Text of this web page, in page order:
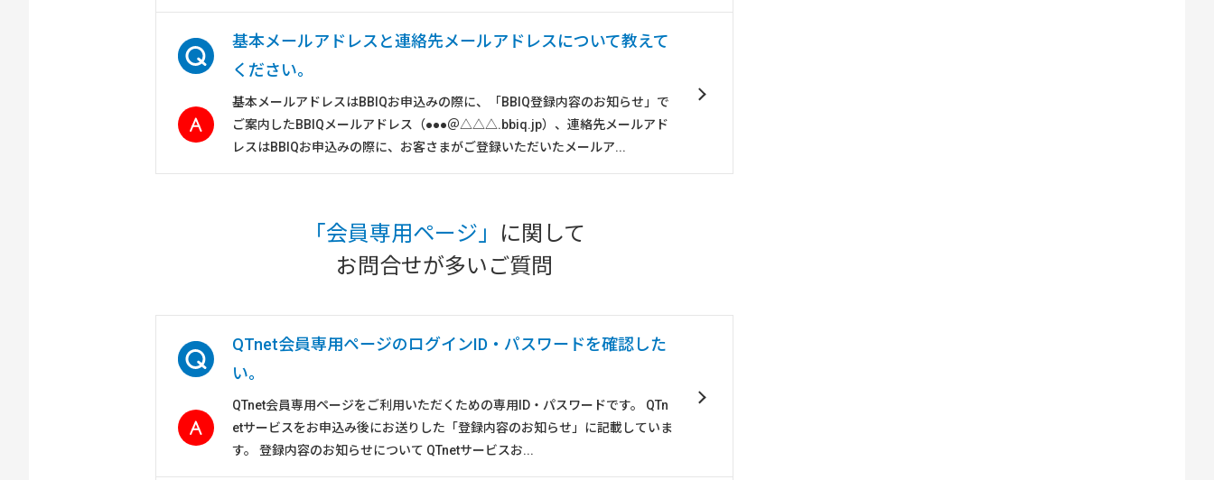
基本メールアドレスと連絡先メールアドレスについて教えて
ください。
基本メールアドレスはBBIQお申込みの際に、「BBIQ登録内容のお知らせ」で
ご案内したBBIQメールアドレス（●●●＠△△△.bbiq.jp）、連絡先メールアド
レスはBBIQお申込みの際に、お客さまがご登録いただいたメールア...
「会員専用ページ」
に関して
お問合せが多いご質問
QTnet会員専用ページのログインID・パスワードを確認した
い。
QTnet会員専用ページをご利用いただくための専用ID・パスワードです。 QTn
etサービスをお申込み後にお送りした「登録内容のお知らせ」に記載していま
す。 登録内容のお知らせについて QTnetサービスお...